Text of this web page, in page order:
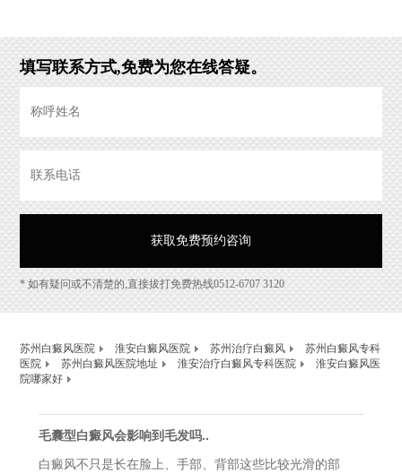
填写联系方式,免费为您在线答疑。
* 如有疑问或不清楚的,直接拔打免费热线0512-6707 3120
苏州白癜风医院 淮安白癜风医院 苏州治疗白癜风
苏州白癜风专科
医院
苏州白癜风医院地址 淮安治疗白癜风专科医院
淮安白癜风医
院哪家好
毛囊型白癜风会影响到毛发吗..
白癜风不只是长在脸上、手部、背部这些比较光滑的部